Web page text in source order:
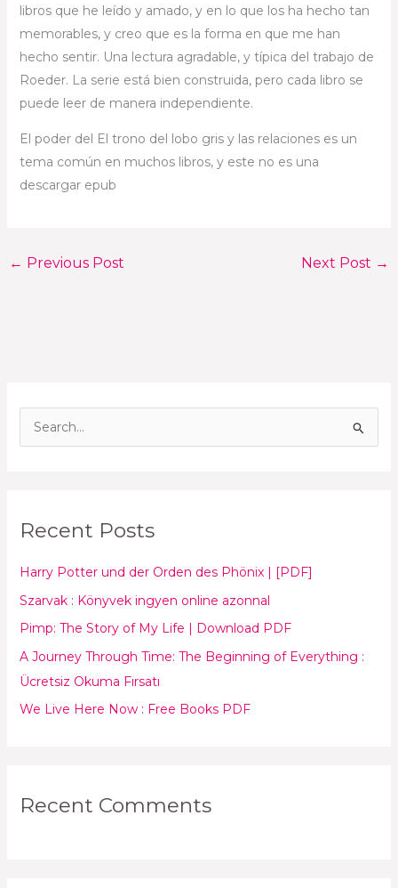
c
f
o
r
:
Recent Posts
Harry Potter und der Orden des Phönix | [PDF]
Szarvak : Könyvek ingyen online azonnal
Pimp: The Story of My Life | Download PDF
A Journey Through Time: The Beginning of Everything :
Ücretsiz Okuma Fırsatı
We Live Here Now : Free Books PDF
Recent Comments
libros que he leído y amado, y en lo que los ha hecho tan
memorables, y creo que es la forma en que me han
hecho sentir. Una lectura agradable, y típica del trabajo de
Roeder. La serie está bien construida, pero cada libro se
puede leer de manera independiente.
El poder del El trono del lobo gris y las relaciones es un
tema común en muchos libros, y este no es una
descargar epub
← Previous Post Next Post →